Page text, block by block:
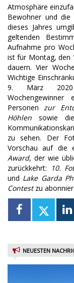
Atmosphäre
Bewohner und
dieses Jahres
geltenden
Aufnahme pro
ist für Montag, den
dauern. Vier
Wichtige
9. März 2020
Personenzur
Höhlen sowie
zu sehen. Der
Vorschau auf die
Award, der wie
zurückkehrt:
10.
und Lake Garda
Contestzu
NEUESTEN